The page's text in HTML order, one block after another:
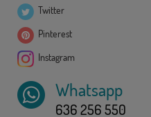
Twitter
Pinterest
Instagram
Whatsapp
636 256 550